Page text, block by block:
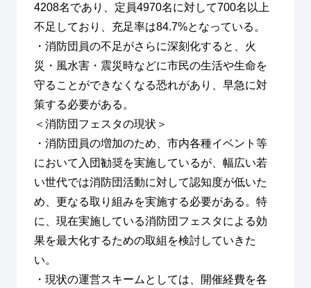
4208名であり、定員4970名に対して700名以上
不足しており、充足率は84.7%となっている。
・消防団員の不足がさらに深刻化すると、火
災・風水害・震災時などに市民の生活や生命を
守ることができなくなる恐れがあり、早急に対
策する必要がある。
＜消防団フェスタの現状＞
・消防団員の増加のため、市内各種イベント等
において入団勧奨を実施しているが、幅広い若
い世代では消防団活動に対して認知度が低いた
め、更なる取り組みを実施する必要がある。特
に、現在実施している消防団フェスタによる効
果を最大化するための取組を検討していきた
い。
・現状の運営スキームとしては、開催経費を各